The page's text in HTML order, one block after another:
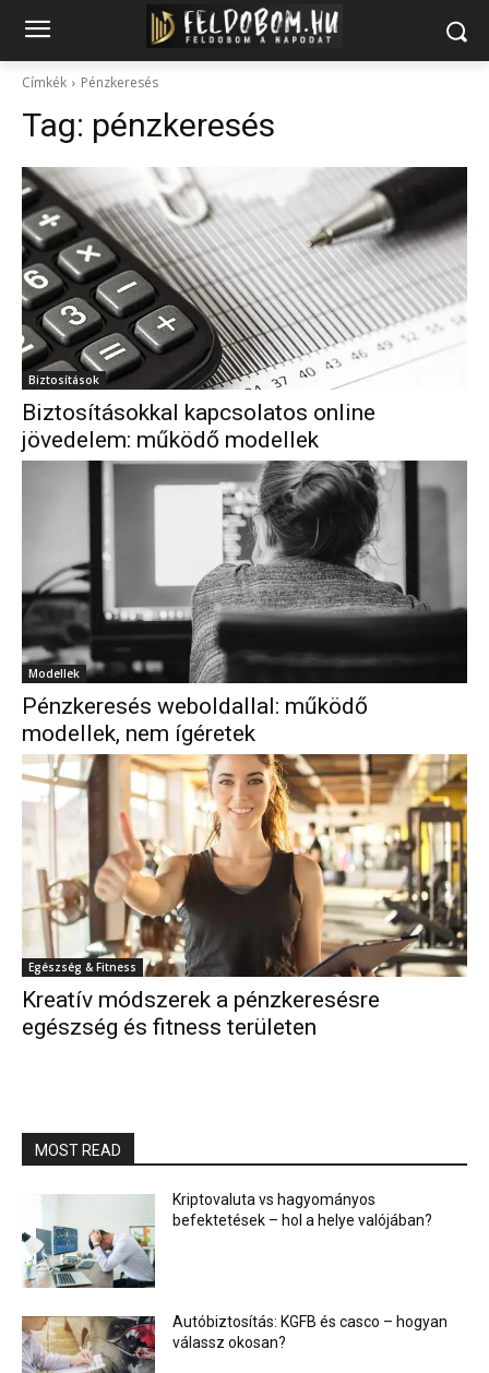
Címkék Pénzkeresés
Tag: pénzkeresés
Biztosítások
Biztosításokkal kapcsolatos online
jövedelem: működő modellek
Modellek
Pénzkeresés weboldallal: működő
modellek, nem ígéretek
Egészség & Fitness
Kreatív módszerek a pénzkeresésre
egészség és fitness területen
MOST READ
Kriptovaluta vs hagyományos
befektetések – hol a helye valójában?
Autóbiztosítás: KGFB és casco – hogyan
válassz okosan?